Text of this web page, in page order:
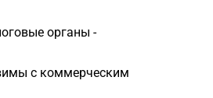
органы -
с коммерческим